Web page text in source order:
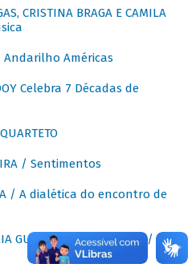
CRISTINA BRAGA E CAMILA
Andarilho Américas
Celebra 7 Décadas de
/ Sentimentos
/ A dialética do encontro de
GUITAR QUARTET (QGQ) /